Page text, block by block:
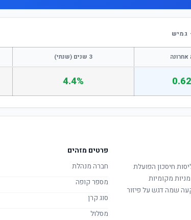
גמיש
3 שנים (שנתי)
4.4%
חיסכון הפועלת
מקומיות
שמה דגש על פיזור
פרטים מזהים
חברה מנהלת
מספר קופה
סוג קרן
מסלול